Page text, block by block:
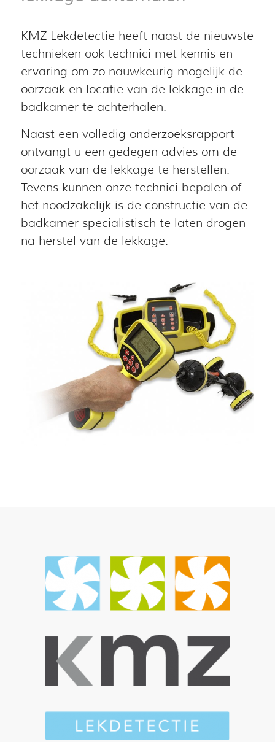
KMZ Lekdetectie heeft naast de nieuwste
technieken ook technici met kennis en
ervaring om zo nauwkeurig mogelijk de
oorzaak en locatie van de lekkage in de
badkamer te achterhalen.
Naast een volledig onderzoeksrapport
ontvangt u een gedegen advies om de
oorzaak van de lekkage te herstellen.
Tevens kunnen onze technici bepalen of
het noodzakelijk is de constructie van de
badkamer specialistisch te laten drogen
na herstel van de lekkage.